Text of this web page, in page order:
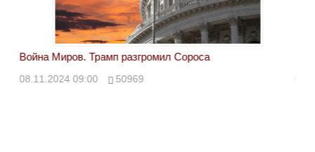
Война Миров. Трамп разгромил Сороса
08.11.2024 09:00 50969